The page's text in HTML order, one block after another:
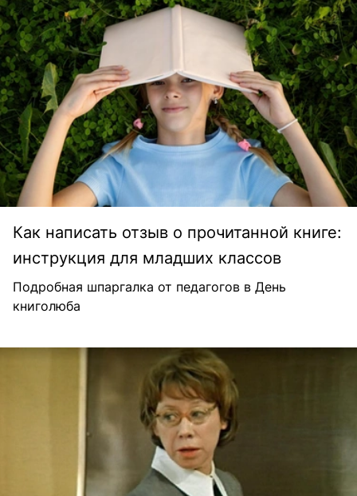
Как написать отзыв о прочитанной книге:
инструкция для младших классов
Подробная шпаргалка от педагогов в День
книголюба